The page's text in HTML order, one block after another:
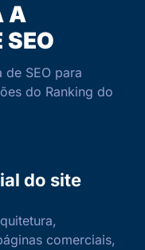
A
SEO
SEO para
do Ranking do
do site
comerciais,